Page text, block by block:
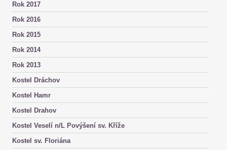
Rok 2017
Rok 2016
Rok 2015
Rok 2014
Rok 2013
Kostel Dráchov
Kostel Hamr
Kostel Drahov
Kostel Veselí n/L Povýšení sv. Kříže
Kostel sv. Floriána